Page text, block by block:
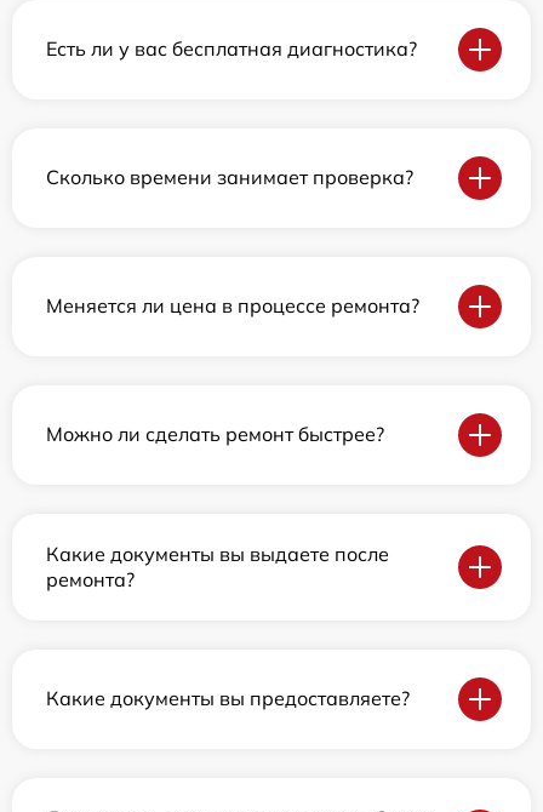
Есть ли у вас бесплатная диагностика?
Сколько времени занимает проверка?
Меняется ли цена в процессе ремонта?
Можно ли сделать ремонт быстрее?
Какие документы вы выдаете после
ремонта?
Какие документы вы предоставляете?